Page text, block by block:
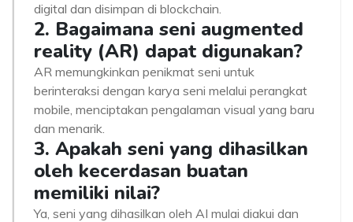
digital dan disimpan di blockchain.
2. Bagaimana seni augmented
reality (AR) dapat digunakan?
AR memungkinkan penikmat seni untuk
berinteraksi dengan karya seni melalui perangkat
mobile, menciptakan pengalaman visual yang baru
dan menarik.
3. Apakah seni yang dihasilkan
oleh kecerdasan buatan
memiliki nilai?
Ya, seni yang dihasilkan oleh AI mulai diakui dan